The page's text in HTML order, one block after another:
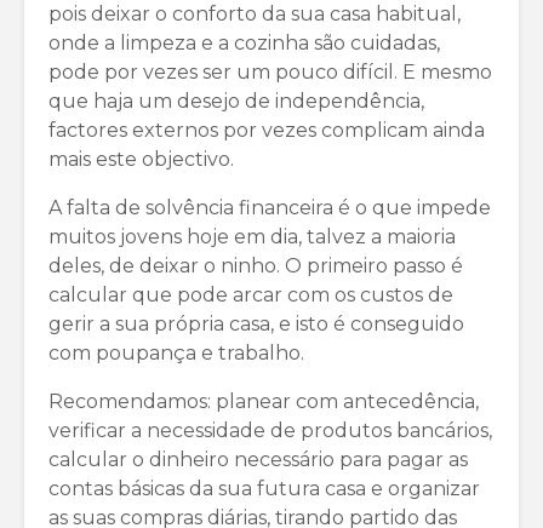
pois deixar o conforto da sua casa habitual,
onde a limpeza e a cozinha são cuidadas,
pode por vezes ser um pouco difícil. E mesmo
que haja um desejo de independência,
factores externos por vezes complicam ainda
mais este objectivo.
A falta de solvência financeira é o que impede
muitos jovens hoje em dia, talvez a maioria
deles, de deixar o ninho. O primeiro passo é
calcular que pode arcar com os custos de
gerir a sua própria casa, e isto é conseguido
com poupança e trabalho.
Recomendamos: planear com antecedência,
verificar a necessidade de produtos bancários,
calcular o dinheiro necessário para pagar as
contas básicas da sua futura casa e organizar
as suas compras diárias, tirando partido das